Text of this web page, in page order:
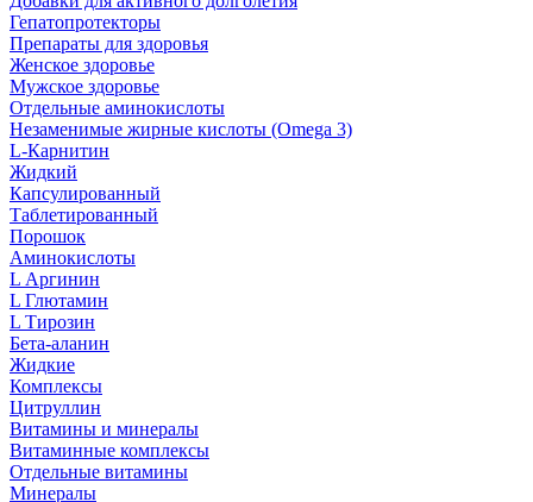
Гепатопротекторы
Препараты для здоровья
Женское здоровье
Мужское здоровье
Отдельные аминокислоты
Незаменимые жирные кислоты (Omega 3)
L-Карнитин
Жидкий
Капсулированный
Таблетированный
Порошок
Аминокислоты
L Аргинин
L Глютамин
L Тирозин
Бета-аланин
Жидкие
Комплексы
Цитруллин
Витамины и минералы
Витаминные комплексы
Отдельные витамины
Минералы